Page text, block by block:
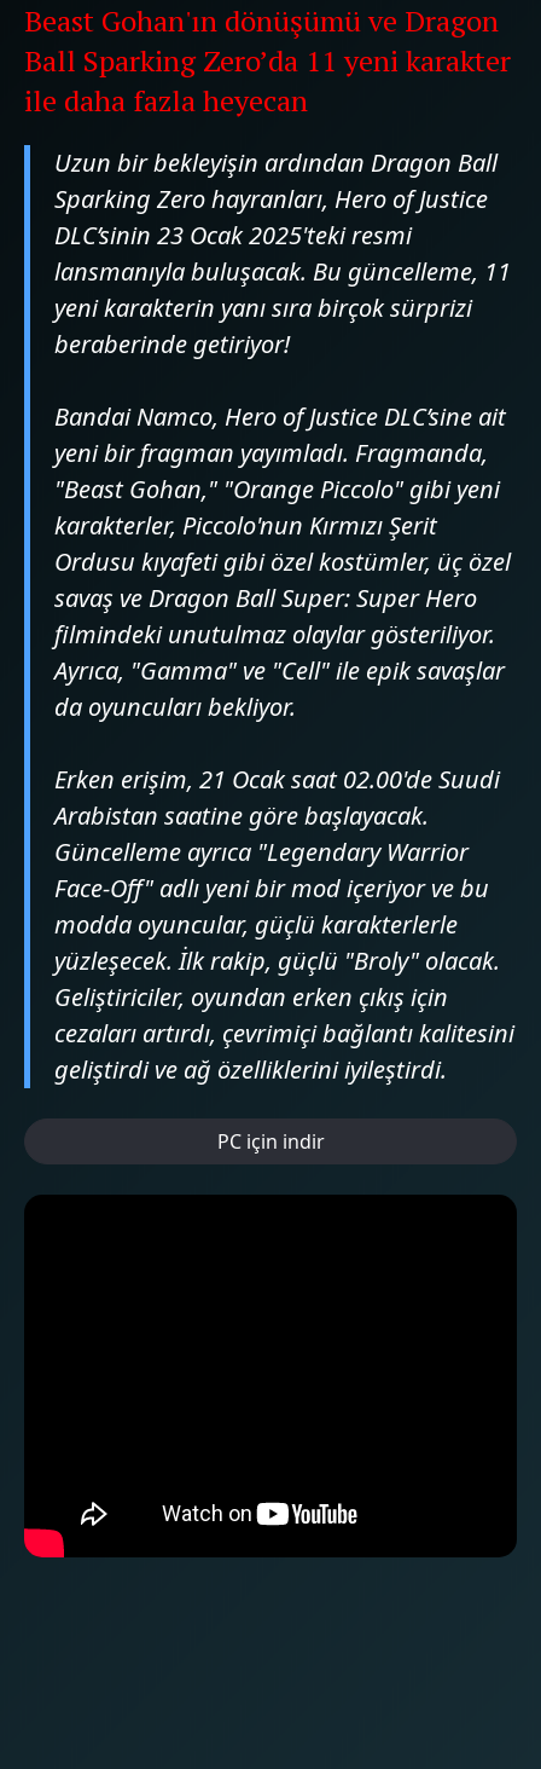
Beast Gohan'ın dönüşümü ve Dragon
Ball Sparking Zero’da 11 yeni karakter
ile daha fazla heyecan
Uzun bir bekleyişin ardından Dragon Ball
Sparking Zero hayranları, Hero of Justice
DLC’sinin 23 Ocak 2025'teki resmi
lansmanıyla buluşacak. Bu güncelleme, 11
yeni karakterin yanı sıra birçok sürprizi
beraberinde getiriyor!
Bandai Namco, Hero of Justice DLC’sine ait
yeni bir fragman yayımladı. Fragmanda,
"Beast Gohan," "Orange Piccolo" gibi yeni
karakterler, Piccolo'nun Kırmızı Şerit
Ordusu kıyafeti gibi özel kostümler, üç özel
savaş ve Dragon Ball Super: Super Hero
filmindeki unutulmaz olaylar gösteriliyor.
Ayrıca, "Gamma" ve "Cell" ile epik savaşlar
da oyuncuları bekliyor.
Erken erişim, 21 Ocak saat 02.00'de Suudi
Arabistan saatine göre başlayacak.
Güncelleme ayrıca "Legendary Warrior
Face-Off" adlı yeni bir mod içeriyor ve bu
modda oyuncular, güçlü karakterlerle
yüzleşecek. İlk rakip, güçlü "Broly" olacak.
Geliştiriciler, oyundan erken çıkış için
cezaları artırdı, çevrimiçi bağlantı kalitesini
geliştirdi ve ağ özelliklerini iyileştirdi.
PC için indir